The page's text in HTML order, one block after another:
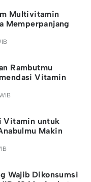
Multivitamin
Memperpanjang
Rambutmu
Vitamin
Vitamin untuk
Makin
Wajib Dikonsumsi